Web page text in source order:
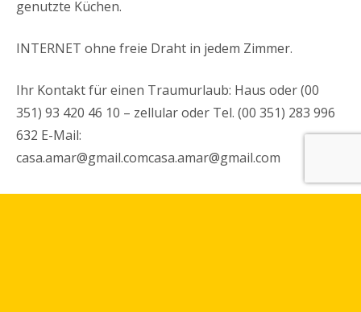
genutzte Küchen.
INTERNET ohne freie Draht in jedem Zimmer.
Ihr Kontakt für einen Traumurlaub: Haus oder (00
351) 93 420 46 10 – zellular oder Tel. (00 351) 283 996
632 E-Mail:
casa.amar@gmail.comcasa.amar@gmail.com